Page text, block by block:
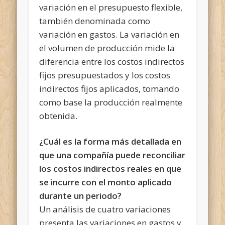
variación en el presupuesto flexible,
también denominada como
variación en gastos. La variación en
el volumen de producción mide la
diferencia entre los costos indirectos
fijos presupuestados y los costos
indirectos fijos aplicados, tomando
como base la producción realmente
obtenida.
¿Cuál es la forma más detallada en
que una compañía puede reconciliar
los costos indirectos reales en que
se incurre con el monto aplicado
durante un periodo?
Un análisis de cuatro variaciones
presenta las variaciones en gastos y